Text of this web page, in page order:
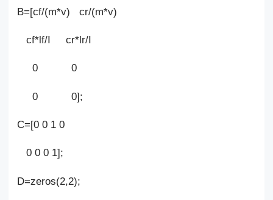
B=[cf/(m*v) cr/(m*v)
cf*lf/I cr*lr/I
0 0
0 0];
C=[0 0 1 0
0 0 0 1];
D=zeros(2,2);